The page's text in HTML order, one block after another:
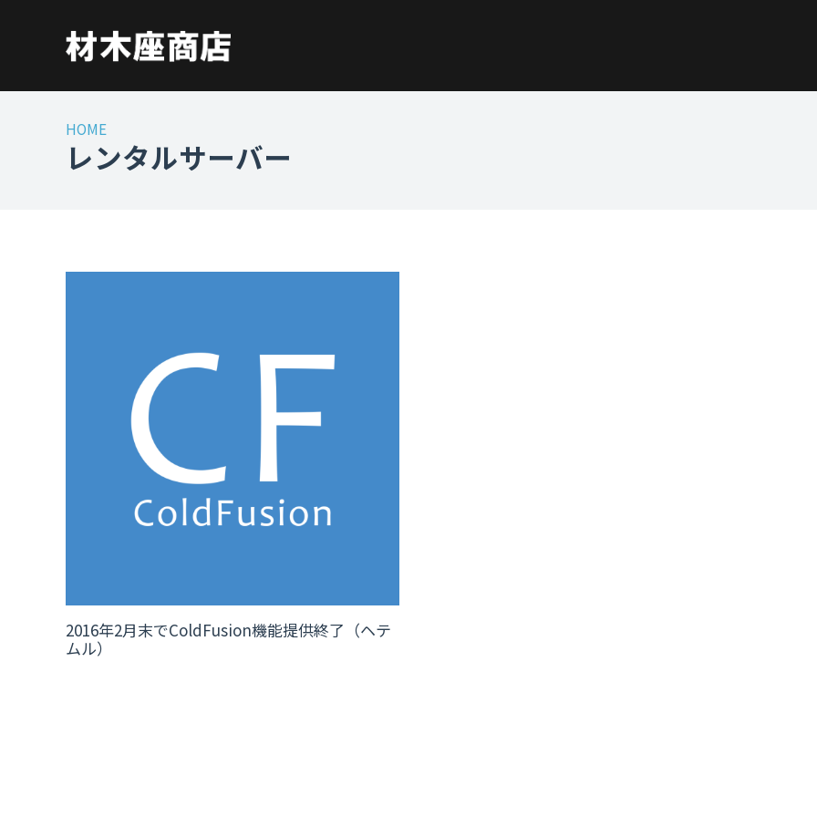
HOME
レンタルサーバー
2016年2月末でColdFusion機能提供終了（ヘテ
ムル）